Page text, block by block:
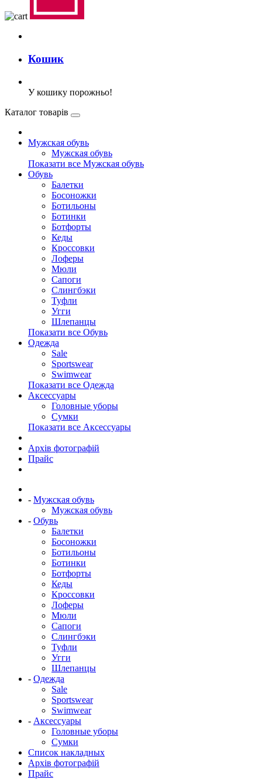
Кошик
У кошику порожньо!
Каталог товарів
Мужская обувь
Мужская обувь
Показати все Мужская обувь
Обувь
Балетки
Босоножки
Ботильоны
Ботинки
Ботфорты
Кеды
Кроссовки
Лоферы
Мюли
Сапоги
Слингбэки
Туфли
Угги
Шлепанцы
Показати все Обувь
Одежда
Sale
Sportswear
Swimwear
Показати все Одежда
Аксессуары
Головные уборы
Сумки
Показати все Аксессуары
Архів фотографій
Прайс
- Мужская обувь
Мужская обувь
- Обувь
Балетки
Босоножки
Ботильоны
Ботинки
Ботфорты
Кеды
Кроссовки
Лоферы
Мюли
Сапоги
Слингбэки
Туфли
Угги
Шлепанцы
- Одежда
Sale
Sportswear
Swimwear
- Аксессуары
Головные уборы
Сумки
Список накладных
Архів фотографій
Прайс